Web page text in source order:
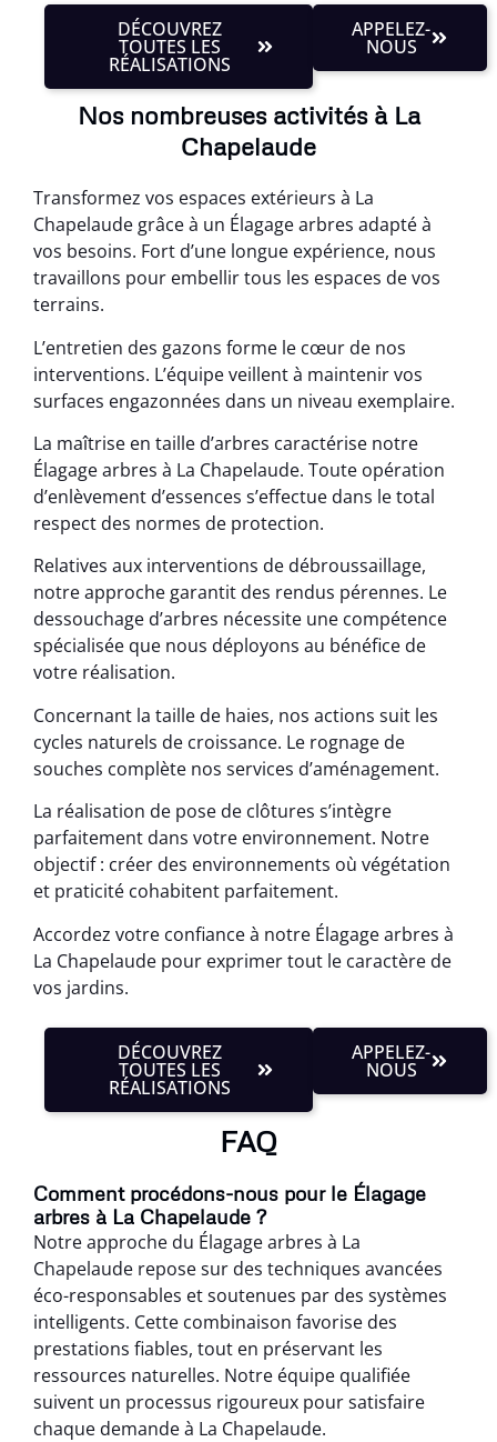
DÉCOUVREZ
TOUTES LES
RÉALISATIONS
APPELEZ-
NOUS
Nos nombreuses activités à La
Chapelaude
Transformez vos espaces extérieurs à La
Chapelaude grâce à un Élagage arbres adapté à
vos besoins. Fort d’une longue expérience, nous
travaillons pour embellir tous les espaces de vos
terrains.
L’entretien des gazons forme le cœur de nos
interventions. L’équipe veillent à maintenir vos
surfaces engazonnées dans un niveau exemplaire.
La maîtrise en taille d’arbres caractérise notre
Élagage arbres à La Chapelaude. Toute opération
d’enlèvement d’essences s’effectue dans le total
respect des normes de protection.
Relatives aux interventions de débroussaillage,
notre approche garantit des rendus pérennes. Le
dessouchage d’arbres nécessite une compétence
spécialisée que nous déployons au bénéfice de
votre réalisation.
Concernant la taille de haies, nos actions suit les
cycles naturels de croissance. Le rognage de
souches complète nos services d’aménagement.
La réalisation de pose de clôtures s’intègre
parfaitement dans votre environnement. Notre
objectif : créer des environnements où végétation
et praticité cohabitent parfaitement.
Accordez votre confiance à notre Élagage arbres à
La Chapelaude pour exprimer tout le caractère de
vos jardins.
DÉCOUVREZ
TOUTES LES
RÉALISATIONS
APPELEZ-
NOUS
FAQ
Comment procédons-nous pour le Élagage
arbres à La Chapelaude ?
Notre approche du Élagage arbres à La
Chapelaude repose sur des techniques avancées
éco-responsables et soutenues par des systèmes
intelligents. Cette combinaison favorise des
prestations fiables, tout en préservant les
ressources naturelles. Notre équipe qualifiée
suivent un processus rigoureux pour satisfaire
chaque demande à La Chapelaude.